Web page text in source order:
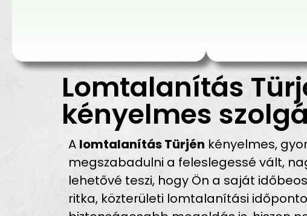
Lomtalanítás
kényelmes
A lomtalanítás Türjén kényelmes,
megszabadulni a feleslegessé vált,
lehetővé teszi, hogy Ön a saját
ritka, közterületi lomtalanítási